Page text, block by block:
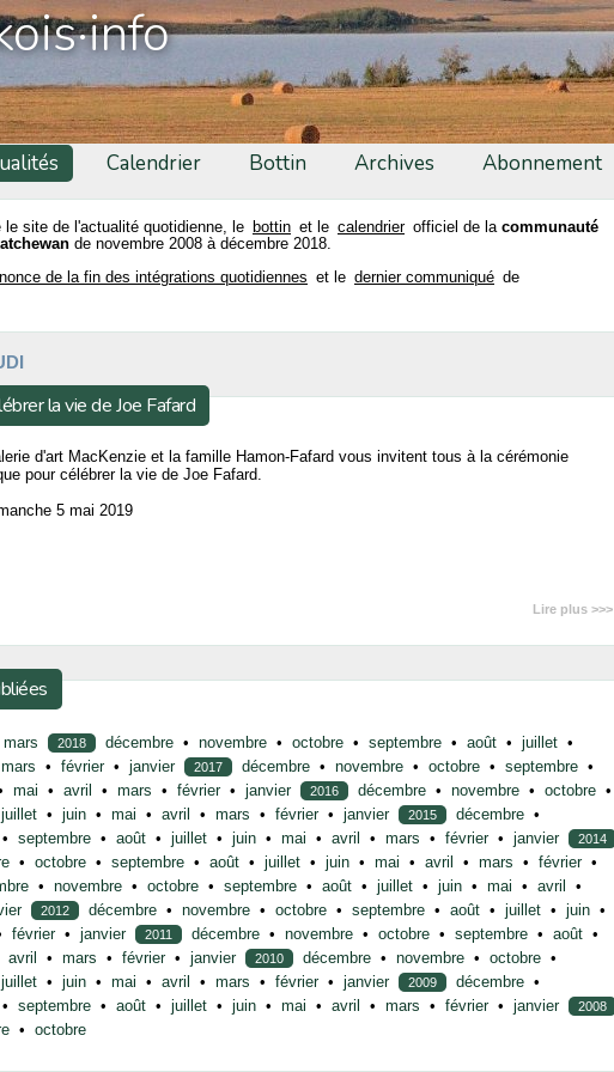
Calendrier Bottin Archives Abonnement
le site de l'actualité quotidienne, le bottin et le calendrier officiel de la communauté
de novembre 2008 à décembre 2018.
de la fin des intégrations quotidiennes et le dernier communiqué de
la vie de Joe Fafard
d'art MacKenzie et la famille Hamon-Fafard vous invitent tous à la cérémonie
pour célébrer la vie de Joe Fafard.
5 mai 2019
Lire plus >>>
mars 2018 décembre • novembre • octobre • septembre • août • juillet •
mars • février • janvier 2017 décembre • novembre • octobre • septembre •
mai • avril • mars • février • janvier 2016 décembre • novembre • octobre •
juillet • juin • mai • avril • mars • février • janvier 2015 décembre •
• septembre • août • juillet • juin • mai • avril • mars • février • janvier 2014
• octobre • septembre • août • juillet • juin • mai • avril • mars • février •
• novembre • octobre • septembre • août • juillet • juin • mai • avril
•
2012 décembre • novembre • octobre • septembre • août • juillet • juin •
février • janvier 2011 décembre • novembre • octobre • septembre • août •
avril • mars • février • janvier 2010 décembre • novembre • octobre •
juillet • juin • mai • avril • mars • février • janvier 2009 décembre •
• septembre • août • juillet • juin • mai • avril • mars • février • janvier 2008
• octobre